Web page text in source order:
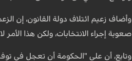
وأضاف زعيم ائتلاف دولة القانون، إن
صعوبة إجراء الانتخابات، ولكن هذا الأمر
وتابع، أن على "الحكومة أن تعجل في